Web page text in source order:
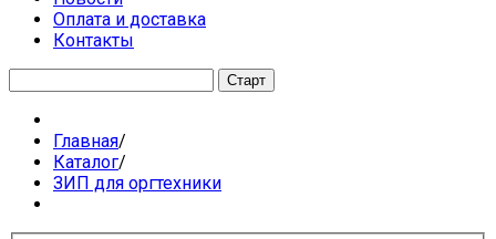
Оплата и доставка
Контакты
Главная/
Каталог/
ЗИП для оргтехники